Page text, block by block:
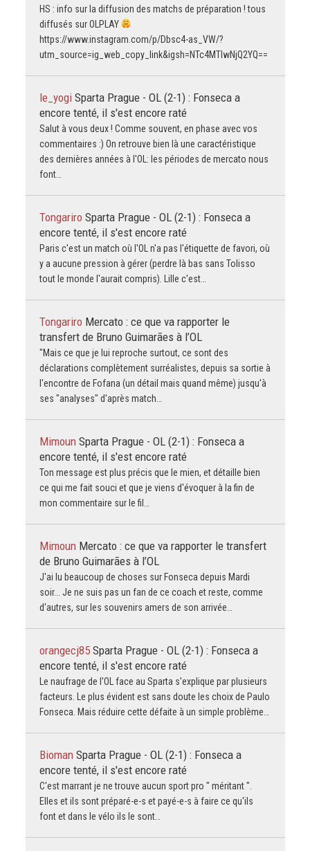
HS : info sur la diffusion des matchs de préparation ! tous
diffusés sur OLPLAY
https://www.instagram.com/p/Dbsc4-as_VW/?
utm_source=ig_web_copy_link&igsh=NTc4MTIwNjQ2YQ==
le_yogi Sparta Prague - OL (2-1) : Fonseca a
encore tenté, il s'est encore raté
Salut à vous deux ! Comme souvent, en phase avec vos
commentaires :) On retrouve bien là une caractéristique
des dernières années à l'OL: les périodes de mercato nous
font…
Tongariro Sparta Prague - OL (2-1) : Fonseca a
encore tenté, il s'est encore raté
Paris c'est un match où l'OL n'a pas l'étiquette de favori, où
y a aucune pression à gérer (perdre là bas sans Tolisso
tout le monde l'aurait compris). Lille c'est…
Tongariro Mercato : ce que va rapporter le
transfert de Bruno Guimarães à l’OL
"Mais ce que je lui reproche surtout, ce sont des
déclarations complètement surréalistes, depuis sa sortie à
l'encontre de Fofana (un détail mais quand même) jusqu'à
ses "analyses" d'après match…
Mimoun Sparta Prague - OL (2-1) : Fonseca a
encore tenté, il s'est encore raté
Ton message est plus précis que le mien, et détaille bien
ce qui me fait souci et que je viens d'évoquer à la fin de
mon commentaire sur le fil…
Mimoun Mercato : ce que va rapporter le transfert
de Bruno Guimarães à l’OL
J'ai lu beaucoup de choses sur Fonseca depuis Mardi
soir... Je ne suis pas un fan de ce coach et reste, comme
d'autres, sur les souvenirs amers de son arrivée…
orangecj85 Sparta Prague - OL (2-1) : Fonseca a
encore tenté, il s'est encore raté
Le naufrage de l'OL face au Sparta s'explique par plusieurs
facteurs. Le plus évident est sans doute les choix de Paulo
Fonseca. Mais réduire cette défaite à un simple problème…
Bioman Sparta Prague - OL (2-1) : Fonseca a
encore tenté, il s'est encore raté
C'est marrant je ne trouve aucun sport pro " méritant ".
Elles et ils sont préparé-e-s et payé-e-s à faire ce qu'ils
font et dans le vélo ils le sont…